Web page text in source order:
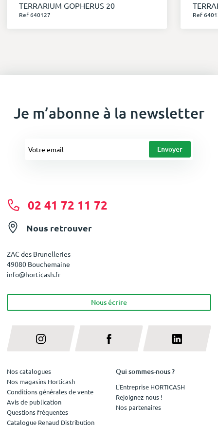
TERRARIUM GOPHERUS 20
Ref 640127 Ref
Je m’abonne à la newsletter
02 41 72 11 72
Nous retrouver
ZAC des Brunelleries
49080 Bouchemaine
info@horticash.fr
Nous écrire
Nos catalogues
Nos magasins Horticash
Conditions générales de vente
Avis de publication
Questions fréquentes
Catalogue Renaud Distribution
Qui sommes-nous ?
L'Entreprise HORTICASH
Rejoignez-nous !
Nos partenaires